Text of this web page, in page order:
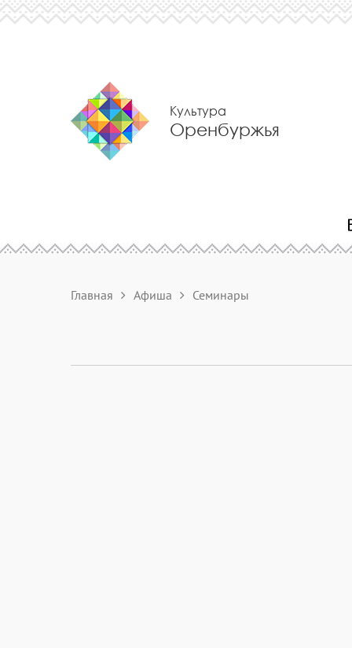
Культура
Оренбуржья
Главная Афиша Семинары